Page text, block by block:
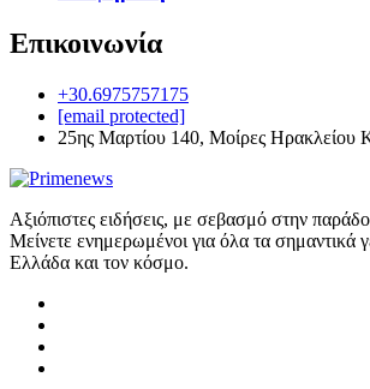
Επικοινωνία
+30.6975757175
[email protected]
25ης Μαρτίου 140, Μοίρες Ηρακλείου
Αξιόπιστες ειδήσεις, με σεβασμό στην
Μείνετε ενημερωμένοι για όλα τα σημαντικά
Ελλάδα και τον κόσμο.